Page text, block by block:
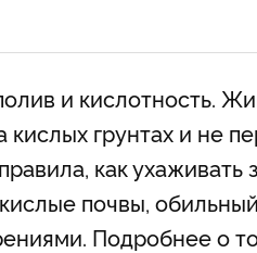
и кислотность.
грунтах и не
как ухаживать
почвы,
Подробнее о